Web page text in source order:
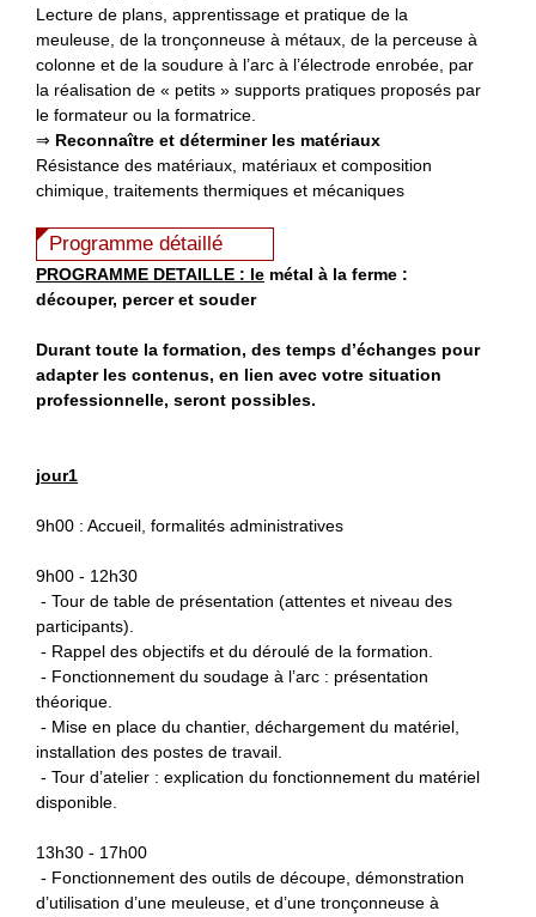
Lecture de plans, apprentissage et pratique de la
meuleuse, de la tronçonneuse à métaux, de la perceuse à
colonne et de la soudure à l’arc à l’électrode enrobée, par
la réalisation de « petits » supports pratiques proposés par
le formateur ou la formatrice.
⇒ Reconnaître et déterminer les matériaux
Résistance des matériaux, matériaux et composition
chimique, traitements thermiques et mécaniques
Programme détaillé
PROGRAMME DETAILLE : le métal à la ferme :
découper, percer et souder
Durant toute la formation, des temps d’échanges pour
adapter les contenus, en lien avec votre situation
professionnelle, seront possibles.
jour1
9h00 : Accueil, formalités administratives
9h00 - 12h30
- Tour de table de présentation (attentes et niveau des
participants).
- Rappel des objectifs et du déroulé de la formation.
- Fonctionnement du soudage à l’arc : présentation
théorique.
- Mise en place du chantier, déchargement du matériel,
installation des postes de travail.
- Tour d’atelier : explication du fonctionnement du matériel
disponible.
13h30 - 17h00
- Fonctionnement des outils de découpe, démonstration
d’utilisation d’une meuleuse, et d’une tronçonneuse à